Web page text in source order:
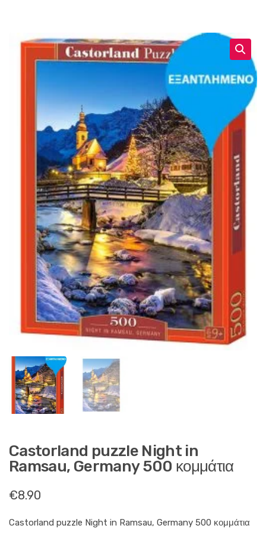
Castorland puzzle Night in
Ramsau, Germany 500 κομμάτια
€8.90
Castorland puzzle Night in Ramsau, Germany 500 κομμάτια